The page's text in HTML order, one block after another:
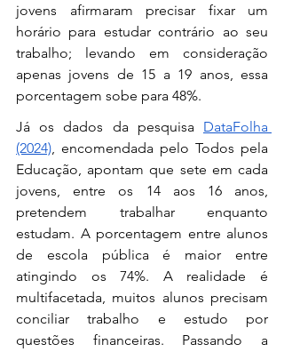
jovens afirmaram precisar fixar um
horário para estudar contrário ao seu
trabalho; levando em consideração
apenas jovens de 15 a 19 anos, essa
porcentagem sobe para 48%.
Já os dados da pesquisa DataFolha
(2024), encomendada pelo Todos pela
Educação, apontam que sete em cada
jovens, entre os 14 aos 16 anos,
pretendem trabalhar enquanto
estudam. A porcentagem entre alunos
de escola pública é maior entre
atingindo os 74%. A realidade é
multifacetada, muitos alunos precisam
conciliar trabalho e estudo por
questões financeiras. Passando a